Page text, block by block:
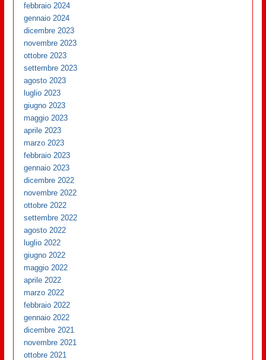
febbraio 2024
gennaio 2024
dicembre 2023
novembre 2023
ottobre 2023
settembre 2023
agosto 2023
luglio 2023
giugno 2023
maggio 2023
aprile 2023
marzo 2023
febbraio 2023
gennaio 2023
dicembre 2022
novembre 2022
ottobre 2022
settembre 2022
agosto 2022
luglio 2022
giugno 2022
maggio 2022
aprile 2022
marzo 2022
febbraio 2022
gennaio 2022
dicembre 2021
novembre 2021
ottobre 2021